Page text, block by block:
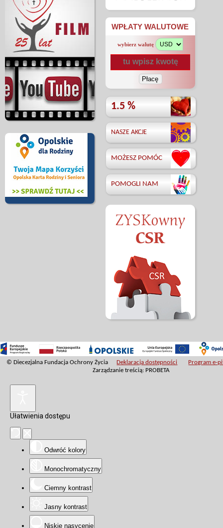
WPŁATY WALUTOWE
wybierz walutę
1.5 %
NASZE AKCJE
MOŻESZ POMÓC
POMOGLI NAM
© Diecezjalna Fundacja Ochrony Życia Deklaracja dostępności
Program e-
Zarządzanie treścią: PROBETA
Ułatwienia dostępu
Odwróć kolory
Monochromatyczny
Ciemny kontrast
Jasny kontrast
Niskie nasycenie